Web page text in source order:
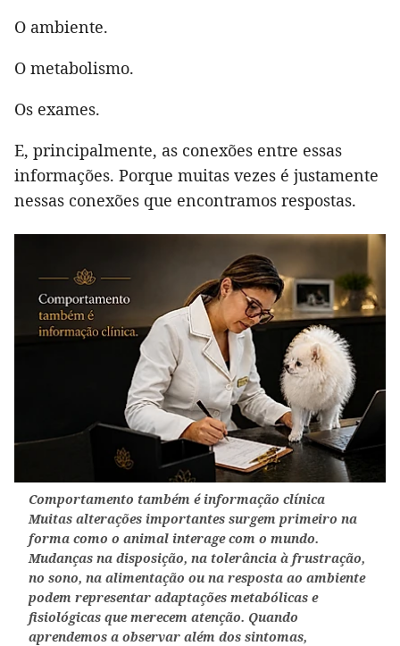
O ambiente.
O metabolismo.
Os exames.
E, principalmente, as conexões entre essas
informações. Porque muitas vezes é justamente
nessas conexões que encontramos respostas.
Comportamento também é informação clínica
Muitas alterações importantes surgem primeiro na
forma como o animal interage com o mundo.
Mudanças na disposição, na tolerância à frustração,
no sono, na alimentação ou na resposta ao ambiente
podem representar adaptações metabólicas e
fisiológicas que merecem atenção. Quando
aprendemos a observar além dos sintomas,